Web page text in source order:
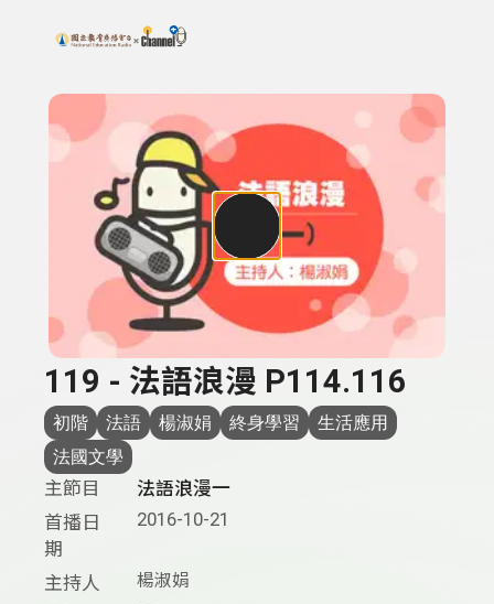
上方功能區塊
搜尋關鍵字：可輸入節目名稱、主持人或關鍵字
119 - 法語浪漫 P114.116
初階 法語 楊淑娟 終身學習
生活應用
法國文學
主節目
法語浪漫一
首播日
期
2016-10-21
主持人 楊淑娟